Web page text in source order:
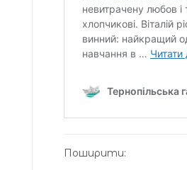
Поширити: